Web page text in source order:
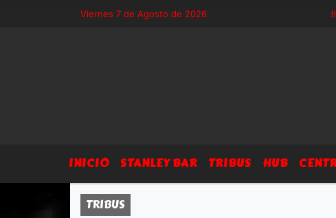
Viernes 7 de Agosto de 2026
Sitio exclusivo de Arsegia Producciones, agenda, eventos, prensa y
INICIO STANLEY BAR TRIBUS HUB
TRIBUS